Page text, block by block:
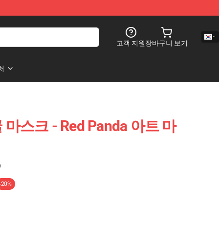
고객 지원장바구니 보기
스크 - Red Panda 아트 마
-20%